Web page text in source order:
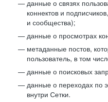
данные о связях
коннектов и
и сообщества);
данные о просмотрах
метаданные постов,
пользователь, в том
данные о поисковых
данные о переходах по
внутри Сетки.